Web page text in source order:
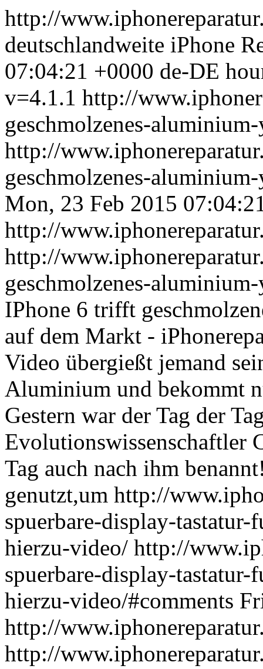
http://
deutschlandweite iPhone
07:04:21 +0000 de-DE
v=4.1.1 http://
geschmolzenes-
http://
geschmolzenes-
Mon, 23 Feb 2015
http://
http://
geschmolzenes-
IPhone 6 trifft
auf dem Markt -
Video übergießt jemand
Aluminium und bekommt
Gestern war der Tag der
Evolutionswissenschaftler
Tag auch nach ihm
genutzt,um http://
spuerbare-display-
hierzu-video/ http://
spuerbare-display-
hierzu-video/#comments
http://
http://